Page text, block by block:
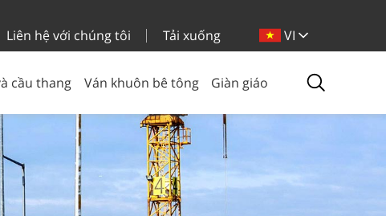
Liên hệ với chúng tôi Tải xuống VI
cầu thang Ván khuôn bê tông Giàn giáo